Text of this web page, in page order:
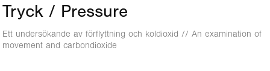
Tryck / Pressure
Ett undersökande av förflyttning och koldioxid // An examination of
movement and carbondioxide